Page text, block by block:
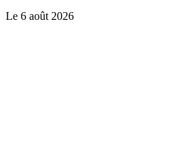
Le 6 août 2026